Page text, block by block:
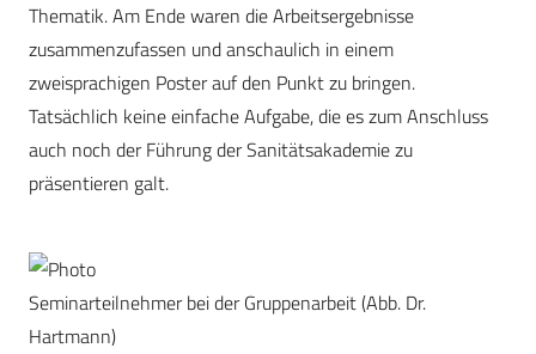
Thematik. Am Ende waren die Arbeitsergebnisse
zusammenzufassen und anschaulich in einem
zweisprachigen Poster auf den Punkt zu bringen.
Tatsächlich keine einfache Aufgabe, die es zum Anschluss
auch noch der Führung der Sanitätsakademie zu
präsentieren galt.
Seminarteilnehmer bei der Gruppenarbeit (Abb. Dr.
Hartmann)